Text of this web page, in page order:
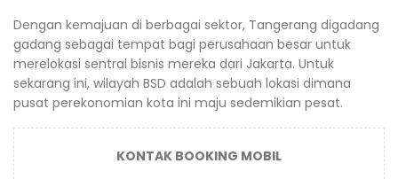
Dengan kemajuan di berbagai sektor, Tangerang digadang
gadang sebagai tempat bagi perusahaan besar untuk
merelokasi sentral bisnis mereka dari Jakarta. Untuk
sekarang ini, wilayah BSD adalah sebuah lokasi dimana
pusat perekonomian kota ini maju sedemikian pesat.
KONTAK BOOKING MOBIL